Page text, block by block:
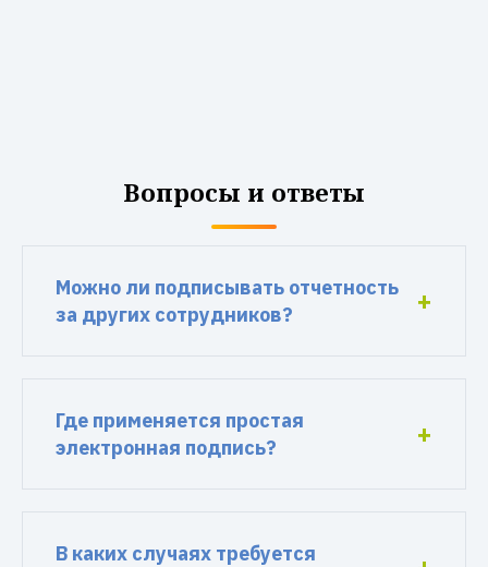
Вопросы и ответы
Можно ли подписывать отчетность
за других сотрудников?
Где применяется простая
электронная подпись?
В каких случаях требуется